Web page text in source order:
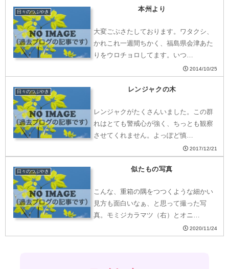
日々のつぶやき 本州より
大変ごぶさたしております。ワタクシ、
かれこれ一週間ちかく、福島県会津あた
りをウロチョロしてます。いつ…
2014/10/25
日々のつぶやき レンジャクの木
レンジャクがたくさんいました。この群
れはとても警戒心が強く、ちっとも観察
させてくれません。よっぽど慎…
2017/12/21
日々のつぶやき 似たもの写真
こんな、重箱の隅をつつくような細かい
見方も面白いなぁ、と思って撮った写
真。モミジカラマツ（右）とオニ…
2020/11/24